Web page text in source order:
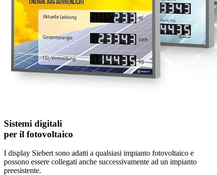
Sistemi digitali
per il fotovoltaico
I display Siebert sono adatti a qualsiasi impianto fotovoltaico e
possono essere collegati anche successivamente ad un impianto
preesistente.